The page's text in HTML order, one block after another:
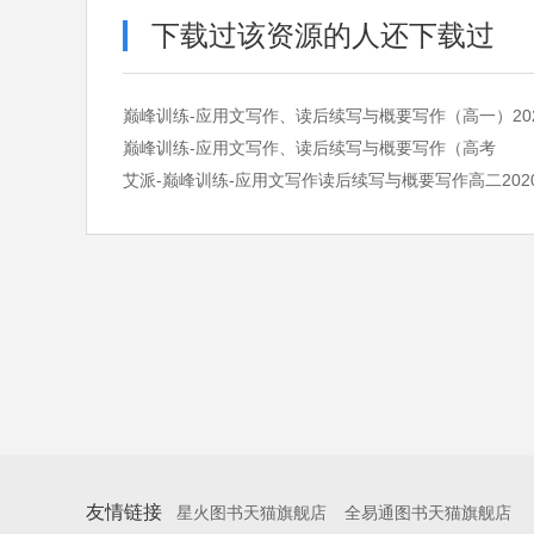
下载过该资源的人还下载过
巅峰训练-应用文写作、读后续写与概要写作（高一）
巅峰训练-应用文写作、读后续写与概要写作（高考
艾派-巅峰训练-应用文写作读后续写与概要写作高二
友情链接 星火图书天猫旗舰店 全易通图书天猫旗舰店